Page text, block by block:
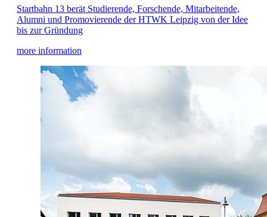
Startbahn 13 berät Studierende, Forschende, Mitarbeitende,
Alumni und Promovierende der HTWK Leipzig von der Idee
bis zur Gründung
more information